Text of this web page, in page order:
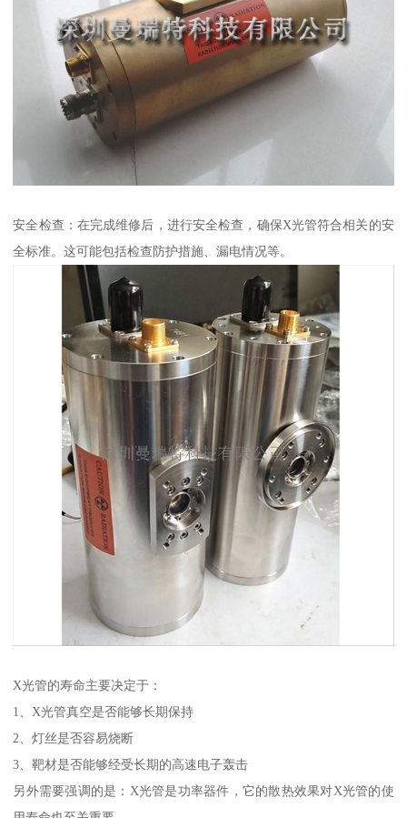
安全检查：在完成维修后，进行安全检查，确保X光管符合相关的安
全标准。这可能包括检查防护措施、漏电情况等。
X光管的寿命主要决定于：
1、X光管真空是否能够长期保持
2、灯丝是否容易烧断
3、靶材是否能够经受长期的高速电子轰击
另外需要强调的是：X光管是功率器件，它的散热效果对X光管的使